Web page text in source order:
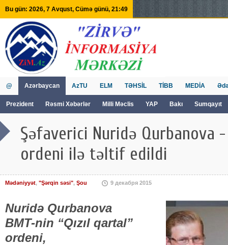
Bu gün: 2026, 7 Avqust, Cümə günü, 21:49
@ Azərbaycan
Prezident Rəsmi Xəbərlər Milli Məclis YAP Bakı Sumqayıt
AzTU ELM TƏHSİL TİBB MEDİA
Şəfaverici Nuridə Qurbanova -
ordeni ilə təltif edildi
Mədəniyyət, "Şərqin səsi", Şou 9 декабря 2015
Nuridə Qurbanova
BMT-nin “Qızıl qartal”
ordeni,